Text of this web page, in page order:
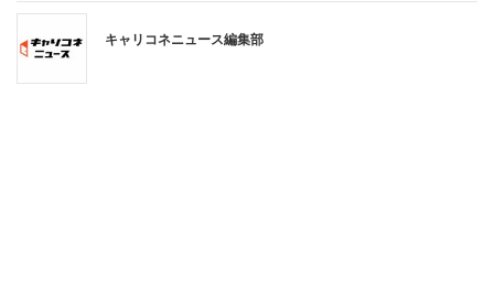
ーズが見て取れる。総合2位の越谷市は、カップルやファ
ミリー層からの人気が高く、年間約5000万人が訪れる国
内最大級の商業施設「イオンレイクタウン」の存在が大き
キャリコネニュース編集部